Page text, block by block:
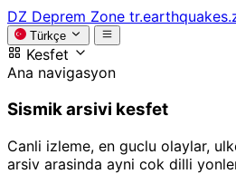
DZ Deprem Zone
Türkçe
Kesfet
Ana navigasyon
Sismik arsivi kesfet
Canli izleme, en guclu olaylar,
arsiv arasinda ayni cok dilli